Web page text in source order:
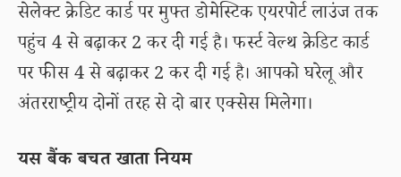
सेलेक्ट क्रेडिट कार्ड पर मुफ्त डोमेस्टिक एयरपोर्ट लाउंज तक
पहुंच 4 से बढ़ाकर 2 कर दी गई है। फर्स्ट वेल्थ क्रेडिट कार्ड
पर फीस 4 से बढ़ाकर 2 कर दी गई है। आपको घरेलू और
अंतरराष्ट्रीय दोनों तरह से दो बार एक्सेस मिलेगा।
यस बैंक बचत खाता नियम